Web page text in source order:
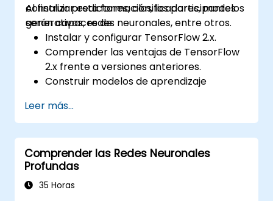
construir predictores, clasificadores, modelos
generativos, redes neuronales, entre otros.
Al finalizar esta formación, los participantes
serán capaces de:
Instalar y configurar TensorFlow 2.x.
Comprender las ventajas de TensorFlow
2.x frente a versiones anteriores.
Construir modelos de aprendizaje
Implementar un clasificador de imágenes
avanzado.
Desplegar un modelo de aprendizaje
profundo en la nube, dispositivos móviles
y dispositivos IoT.
Leer más...
Comprender las Redes Neuronales
Profundas
35 Horas